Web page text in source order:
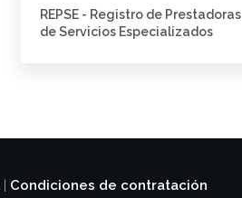
REPSE - Registro de Prestadoras
de Servicios Especializados
Condiciones de contratación